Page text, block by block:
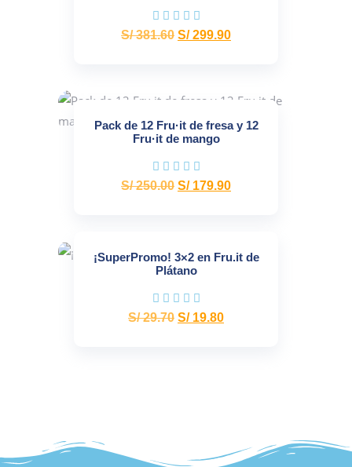
S/381.60 S/299.90
Pack de 12 Fru·it de fresa y 12
Fru·it de mango
S/250.00 S/179.90
¡SuperPromo! 3×2 en Fru.it de
Plátano
S/29.70 S/19.80